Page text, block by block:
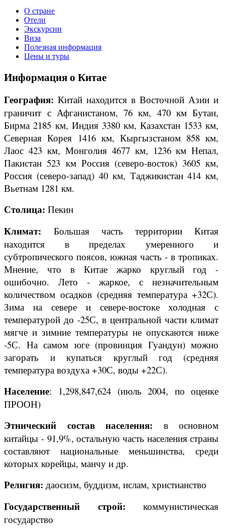
О стране
Отели
Экскурсии
Виза
Полезная информация
Цены и туры
Информация о Китае
География: Китай находится в Восточной Азии и
граничит с Афганистаном, 76 км, 470 км Бутан,
Бирма 2185 км, Индия 3380 км, Казахстан 1533 км,
Северная Корея 1416 км, Кыргызстаном 858 км,
Лаос 423 км, Монголия 4677 км, 1236 км Непал,
Пакистан 523 км Россия (северо-восток) 3605 км,
Россия (северо-запад) 40 км, Таджикистан 414 км,
Вьетнам 1281 км.
Столица: Пекин
Климат: Большая часть территории Китая
находится в пределах умеренного и
субтропического поясов, южная часть - в тропиках.
Мнение, что в Китае жарко круглый год -
ошибочно. Лето - жаркое, с незначительным
количеством осадков (средняя температура +32С).
Зима на севере и севере-востоке холодная с
температурой до -25С, в центральной части климат
мягче и зимние температуры не опускаются ниже
-5С. На самом юге (провинция Гуандун) можно
загорать и купаться круглый год (средняя
температура воздуха +30С, воды +22С).
Население: 1,298,847,624 (июль 2004, по оценке
ПРООН)
Этнический состав населения: в основном
китайцы - 91,9%, остальную часть населения страны
составляют национальные меньшинства, среди
которых корейцы, манчу и др.
Религия: даосизм, буддизм, ислам, христианство
Государственный строй: коммунистическая
государство